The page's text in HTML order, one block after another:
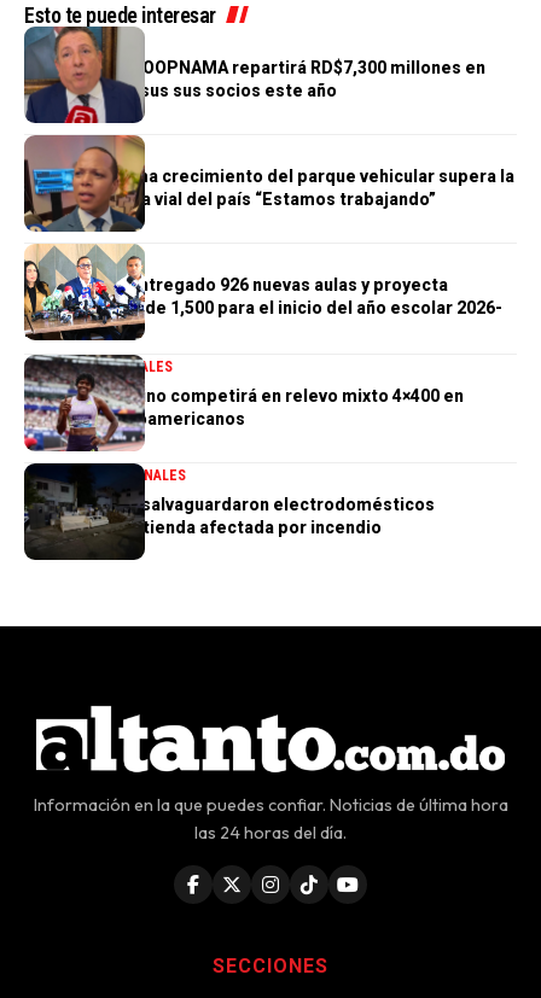
Esto te puede interesar
GENERALES
Cooperativa COOPNAMA repartirá RD$7,300 millones en
excedentes a sus sus socios este año
GENERALES
Morrison afirma crecimiento del parque vehicular supera la
infraestructura vial del país “Estamos trabajando”
GENERALES
Gobierno ha entregado 926 nuevas aulas y proyecta
alcanzar meta de 1,500 para el inicio del año escolar 2026-
2027
DEPORTESGENERALES
Marileidy Paulino competirá en relevo mixto 4×400 en
Juegos Centroamericanos
GENERALES NACIONALES
PN aclara que salvaguardaron electrodomésticos
sustraídos de tienda afectada por incendio
Información en la que puedes confiar. Noticias de última hora
las 24 horas del día.
SECCIONES